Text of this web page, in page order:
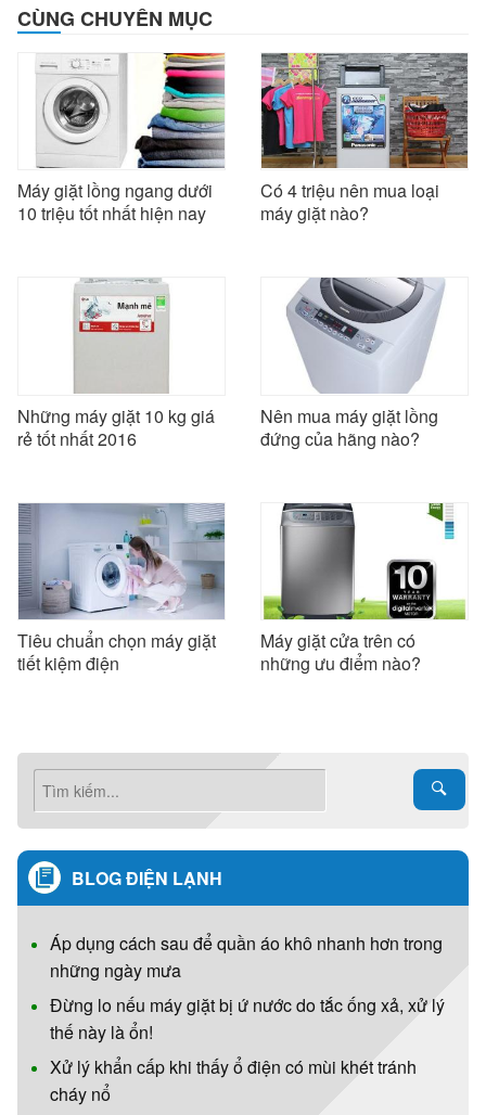
CÙNG CHUYÊN MỤC
Máy giặt lồng ngang dưới
10 triệu tốt nhất hiện nay
Có 4 triệu nên mua loại
máy giặt nào?
Những máy giặt 10 kg giá
rẻ tốt nhất 2016
Nên mua máy giặt lồng
đứng của hãng nào?
Tiêu chuẩn chọn máy giặt
tiết kiệm điện
Máy giặt cửa trên có
những ưu điểm nào?
BLOG ĐIỆN LẠNH
Áp dụng cách sau để quần áo khô nhanh hơn trong
những ngày mưa
Đừng lo nếu máy giặt bị ứ nước do tắc ống xả, xử lý
thế này là ổn!
Xử lý khẩn cấp khi thấy ổ điện có mùi khét tránh
cháy nổ